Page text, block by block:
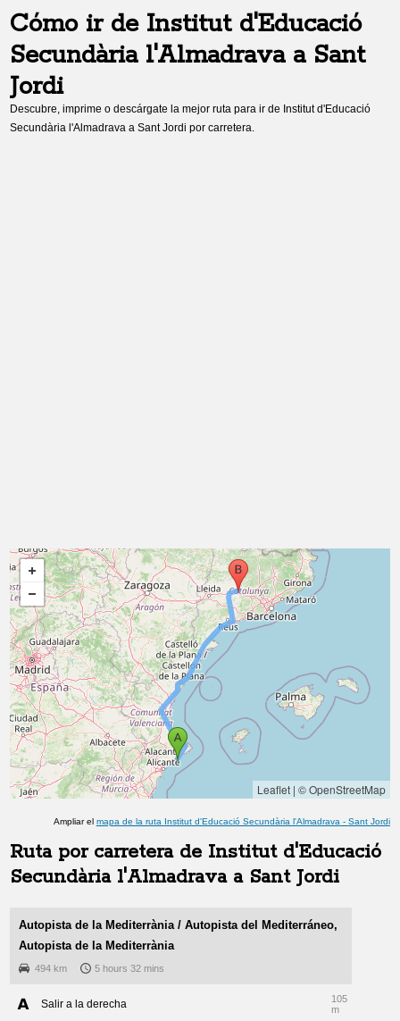
Cómo ir de Institut d'Educació
Secundària l'Almadravaa Sant
Jordi
Descubre, imprime o descárgate la mejor ruta para ir de Institut d'Educació
Secundària l'Almadrava aSant Jordi por carretera.
Leaflet| © OpenStreetMap
Ampliar el mapa de la ruta Institut d'Educació Secundària l'Almadrava - Sant Jordi
Ruta por carretera de Institut d'Educació
Secundària l'Almadravaa Sant Jordi
Autopista de la Mediterrània / Autopista del Mediterráneo,
Autopista de la Mediterrània
494 km 5 hours 32 mins
Salir a la derecha
105
m